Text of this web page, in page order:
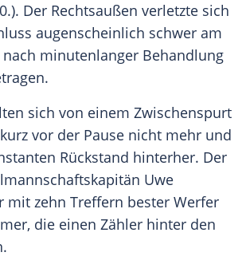
Der Rechtsaußen verletzte sich
augenscheinlich schwer am
minutenlanger Behandlung
sich von einem Zwischenspurt
vor der Pause nicht mehr und
Rückstand hinterher. Der
Uwe
mit zehn Treffern bester Werfer
die einen Zähler hinter den